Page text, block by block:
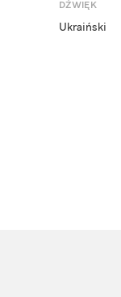
DŹWIĘK
Ukraiński